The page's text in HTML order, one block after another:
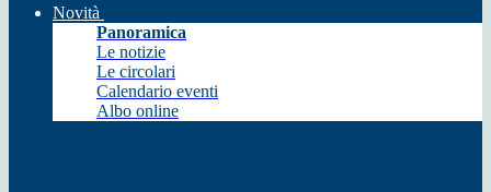
Novità
Panoramica
Le notizie
Le circolari
Calendario eventi
Albo online